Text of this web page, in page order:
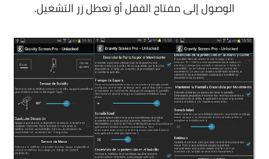
الوصول إلى مفتاح القفل أو تعطل زر التشغيل.